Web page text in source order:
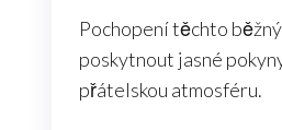
Pochopení těchto
poskytnout jasné
přátelskou atmosféru.